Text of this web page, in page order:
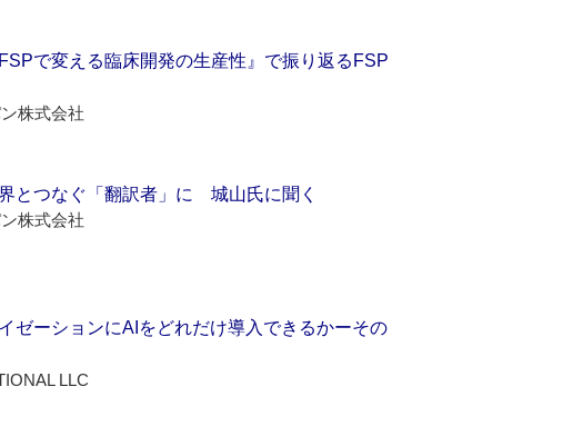
で変える臨床開発の生産性』で振り返るFSP
株式会社
とつなぐ「翻訳者」に 城山氏に聞く
株式会社
ゼーションにAIをどれだけ導入できるかーその
LLC